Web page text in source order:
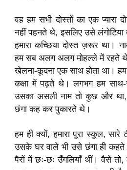
वह हम सभी दोस्तों का एक प्यारा
नहीं पहनते थे, इसलिए उसे
हमारा कच्छिया दोस्त ज़रूर था।
हम सब अलग अलग मोहल्ले में रहते
खेलना-कूदना एक साथ होता था।
कक्षा में पढ़ते थे। लगभग हम साथ-
उसका असली नाम तो कुछ और
छंगा कह कर पुकारते थे।
हम ही क्यों, हमारा पूरा स्कूल, सारे
उसके घर वाले भी उसे छंगा ही
पैरों में छः-छः उँगलियाँ थीं। वैसे तो,